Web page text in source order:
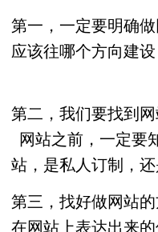
第一，一定要明确
应该往哪个方向建
第二，我们要找到
网站之前，一定要
站，是私人订制，
第三，找好做网站
在网站上表达出来